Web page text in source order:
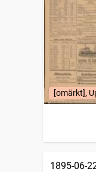
[omärkt],
1895-06-